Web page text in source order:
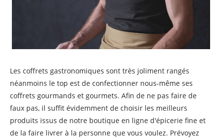
Les coffrets gastronomiques sont très joliment rangés
néanmoins le top est de confectionner nous-même ses
coffrets gourmands et gourmets. Afin de ne pas faire de
faux pas, il suffit évidemment de choisir les meilleurs
produits issus de notre boutique en ligne d'épicerie fine et
de la faire livrer à la personne que vous voulez. Prévoyez